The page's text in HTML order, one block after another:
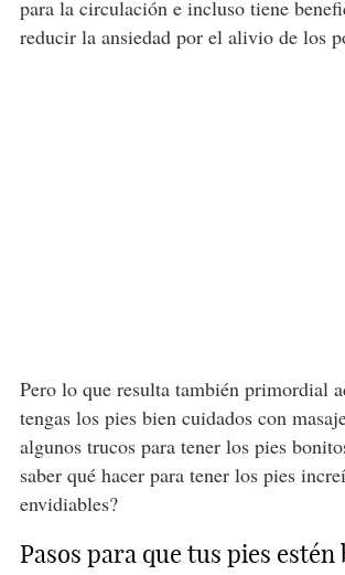
para la circulación e incluso tiene
reducir la ansiedad por el alivio de los
Pero lo que resulta también primordial
tengas los pies bien cuidados con
algunos trucos para tener los pies
saber qué hacer para tener los pies
envidiables?
Pasos para que tus pies estén